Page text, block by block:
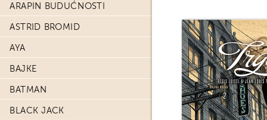
ARAPIN BUDUĆNOSTI
ASTRID BROMID
AYA
BAJKE
BATMAN
BLACK JACK